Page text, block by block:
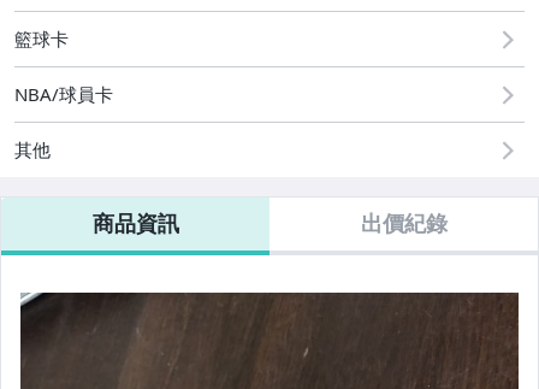
籃球卡
NBA/球員卡
其他
商品資訊 出價紀錄